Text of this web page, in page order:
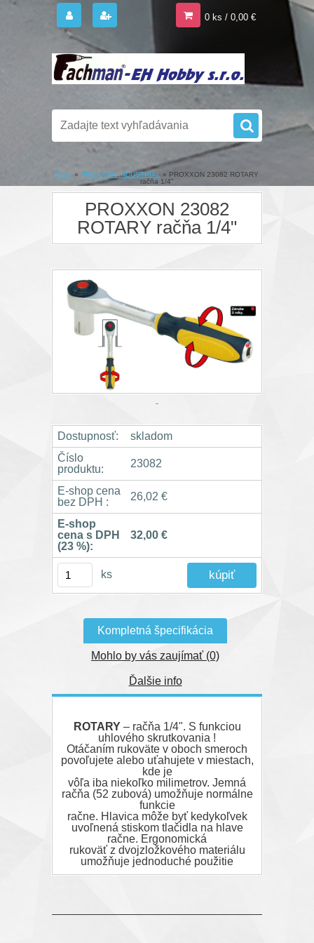
0 ks / 0,00 €
Úvod » PROXXON INDUSTRIAL » PROXXON 23082 ROTARY
račňa 1/4"
PROXXON 23082
ROTARY račňa 1/4"
Dostupnosť:
skladom
Číslo
produktu:
23082
E-shop cena
bez DPH :
26,02 €
E-shop
cena s DPH
(23 %):
32,00 €
ks
Kompletná špecifikácia
Mohlo by vás zaujímať (0)
Ďalšie info
ROTARY– račňa 1/4". S funkciou
uhlového skrutkovania !
Otáčaním rukoväte v oboch smeroch
povoľujete alebo uťahujete v miestach,
kde je
vôľa iba niekoľko milimetrov. Jemná
račňa (52 zubová) umožňuje normálne
funkcie
račne. Hlavica môže byť kedykoľvek
uvoľnená stiskom tlačidla na hlave
račne. Ergonomická
rukoväť z dvojzložkového materiálu
umožňuje jednoduché použitie